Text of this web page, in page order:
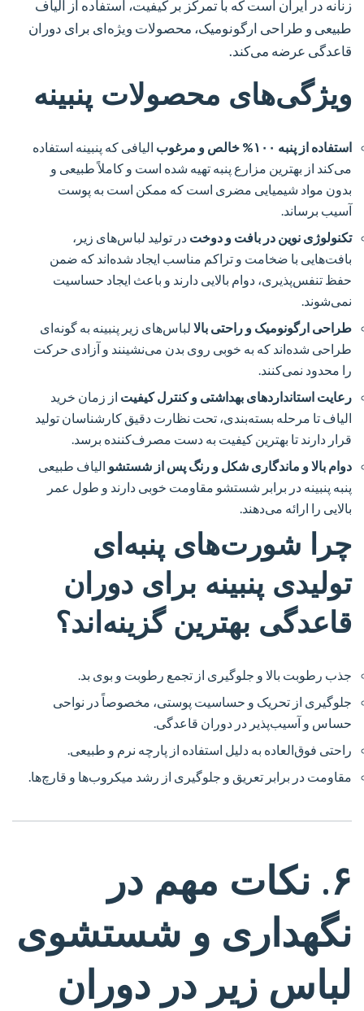
زنانه در ایران است که با تمرکز بر کیفیت، استفاده از الیاف
طبیعی و طراحی ارگونومیک، محصولات ویژه‌ای برای دوران
قاعدگی عرضه می‌کند.
ویژگی‌های محصولات پنبینه
استفاده از پنبه ۱۰۰% خالص و مرغوب
الیافی که پنبینه استفاده
می‌کند از بهترین مزارع پنبه تهیه شده است و کاملاً طبیعی و
بدون مواد شیمیایی مضری است که ممکن است به پوست
آسیب برساند.
تکنولوژی نوین در بافت و دوخت در تولید لباس‌های زیر،
بافت‌هایی با ضخامت و تراکم مناسب ایجاد شده‌اند که ضمن
حفظ تنفس‌پذیری، دوام بالایی دارند و باعث ایجاد حساسیت
نمی‌شوند.
طراحی ارگونومیک و راحتی بالا لباس‌های زیر پنبینه به گونه‌ای
طراحی شده‌اند که به خوبی روی بدن می‌نشینند و آزادی حرکت
را محدود نمی‌کنند.
رعایت استانداردهای بهداشتی و کنترل کیفیت از زمان خرید
الیاف تا مرحله بسته‌بندی، تحت نظارت دقیق کارشناسان تولید
قرار دارند تا بهترین کیفیت به دست مصرف‌کننده برسد.
دوام بالا و ماندگاری شکل و رنگ پس از شستشو الیاف طبیعی
پنبه پنبینه در برابر شستشو مقاومت خوبی دارند و طول عمر
بالایی را ارائه می‌دهند.
چرا شورت‌های پنبه‌ای
تولیدی پنبینه برای دوران
قاعدگی بهترین گزینه‌اند؟
جذب رطوبت بالا و جلوگیری از تجمع رطوبت و بوی بد.
جلوگیری از تحریک و حساسیت پوستی، مخصوصاً در نواحی
حساس و آسیب‌پذیر در دوران قاعدگی.
راحتی فوق‌العاده به دلیل استفاده از پارچه نرم و طبیعی.
مقاومت در برابر تعریق و جلوگیری از رشد میکروب‌ها و قارچ‌ها.
۶. نکات مهم در
نگهداری و شستشوی
لباس زیر در دوران